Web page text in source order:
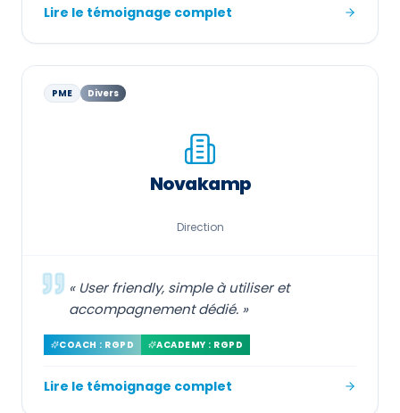
Lire le témoignage complet
PME Divers
Novakamp
Direction
« User friendly, simple à utiliser et
accompagnement dédié. »
COACH : RGPD ACADEMY : RGPD
Lire le témoignage complet